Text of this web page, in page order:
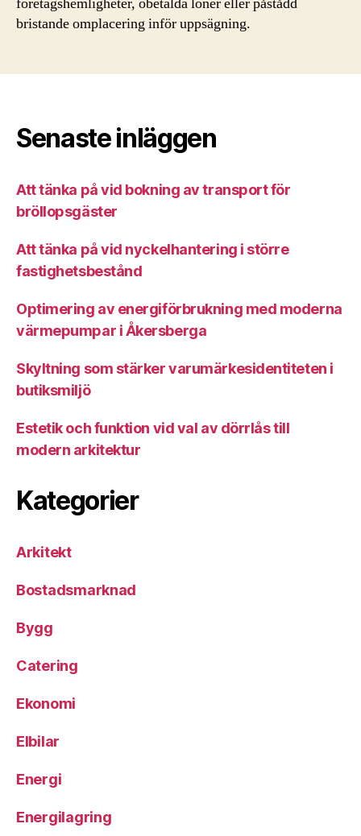
bristande omplacering inför uppsägning.
Senaste inläggen
Att tänka på vid bokning av transport för
bröllopsgäster
Att tänka på vid nyckelhantering i större
fastighetsbestånd
Optimering av energiförbrukning med moderna
värmepumpar i Åkersberga
Skyltning som stärker varumärkesidentiteten i
butiksmiljö
Estetik och funktion vid val av dörrlås till
modern arkitektur
Kategorier
Arkitekt
Bostadsmarknad
Bygg
Catering
Ekonomi
Elbilar
Energi
Energilagring